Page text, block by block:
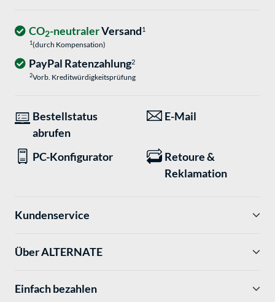
CO2-neutralerVersand1
1(durch Kompensation)
PayPal Ratenzahlung2
2Vorb. Kreditwürdigkeitsprüfung
Bestellstatus
abrufen
E-Mail
PC-Konfigurator
Retoure &
Reklamation
Kundenservice
Über ALTERNATE
Einfach bezahlen